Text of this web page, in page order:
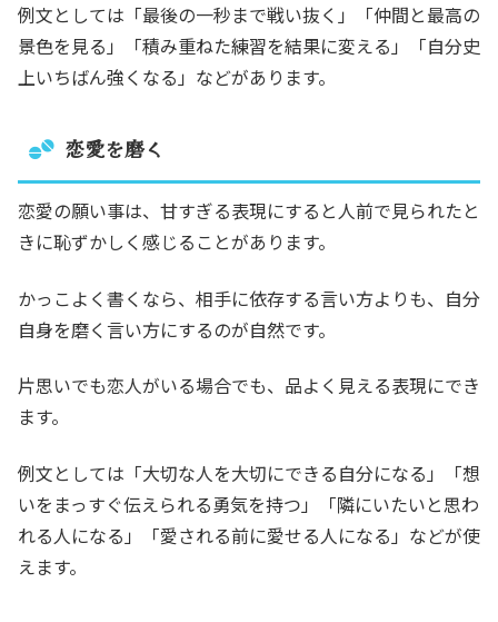
例文としては「最後の一秒まで戦い抜く」「仲間と最高の
景色を見る」「積み重ねた練習を結果に変える」「自分史
上いちばん強くなる」などがあります。
恋愛を磨く
恋愛の願い事は、甘すぎる表現にすると人前で見られたと
きに恥ずかしく感じることがあります。
かっこよく書くなら、相手に依存する言い方よりも、自分
自身を磨く言い方にするのが自然です。
片思いでも恋人がいる場合でも、品よく見える表現にでき
ます。
例文としては「大切な人を大切にできる自分になる」「想
いをまっすぐ伝えられる勇気を持つ」「隣にいたいと思わ
れる人になる」「愛される前に愛せる人になる」などが使
えます。